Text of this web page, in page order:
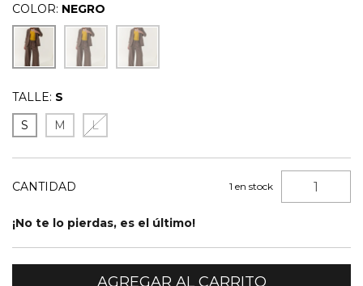
COLOR: NEGRO
TALLE: S
S
M L
CANTIDAD 1 en stock
¡No te lo pierdas, es el último!